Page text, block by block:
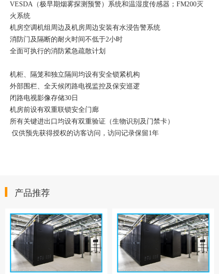
VESDA（极早期烟雾探测预警）系统和温湿度传感器；FM200灭
火系统
机房空调机组周边及机房周边安装有水浸告警系统
消防门及隔断的耐火时间不低于2小时
全面可执行的消防紧急疏散计划
机柜、隔笼和独立隔间均设有安全锁紧机构
外部围栏、全天候闭路电视监控及保安巡逻
闭路电视影像存储30日
机房前设有双重联锁安全门廊
所有关键进出口均设有双重验证（生物识别及门禁卡）
仅供预先获得授权的访客访问，访问记录保留1年
产品推荐